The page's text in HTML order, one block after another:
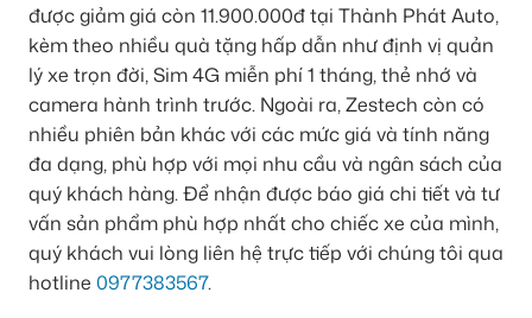
được giảm giá còn 11.900.000đ tại Thành Phát Auto,
kèm theo nhiều quà tặng hấp dẫn như định vị quản
lý xe trọn đời, Sim 4G miễn phí 1 tháng, thẻ nhớ và
camera hành trình trước. Ngoài ra, Zestech còn có
nhiều phiên bản khác với các mức giá và tính năng
đa dạng, phù hợp với mọi nhu cầu và ngân sách của
quý khách hàng. Để nhận được báo giá chi tiết và tư
vấn sản phẩm phù hợp nhất cho chiếc xe của mình,
quý khách vui lòng liên hệ trực tiếp với chúng tôi qua
hotline 0977383567.